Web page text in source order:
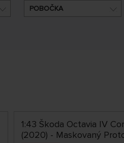
POBOČKA
1:43 Škoda Octavia IV
(2020) - Maskovaný